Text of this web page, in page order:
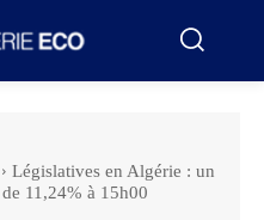
Législatives en Algérie : un
11,24% à 15h00